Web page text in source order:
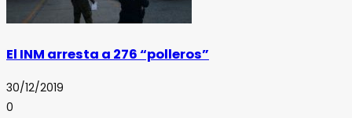
El INM arresta a 276 “polleros”
30/12/2019
0